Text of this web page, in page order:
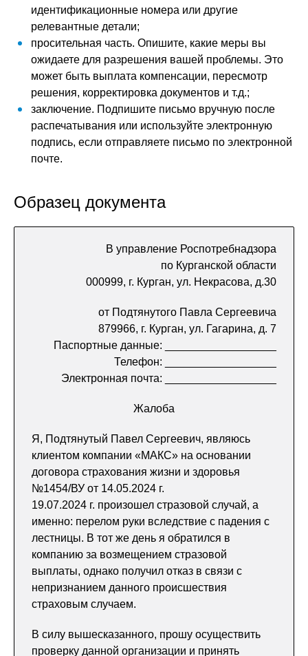
идентификационные номера или другие
релевантные детали;
просительная часть. Опишите, какие меры вы
ожидаете для разрешения вашей проблемы. Это
может быть выплата компенсации, пересмотр
решения, корректировка документов и т.д.;
заключение. Подпишите письмо вручную после
распечатывания или используйте электронную
подпись, если отправляете письмо по электронной
почте.
Образец документа
В управление Роспотребнадзора
по Курганской области
000999, г. Курган, ул. Некрасова, д.30
от Подтянутого Павла Сергеевича
879966, г. Курган, ул. Гагарина, д. 7
Паспортные данные: __________________
Телефон: __________________
Электронная почта: __________________
Жалоба
Я, Подтянутый Павел Сергеевич, являюсь
клиентом компании «МАКС» на основании
договора страхования жизни и здоровья
№1454/ВУ от 14.05.2024 г.
19.07.2024 г. произошел стразовой случай, а
именно: перелом руки вследствие с падения с
лестницы. В тот же день я обратился в
компанию за возмещением стразовой
выплаты, однако получил отказ в связи с
непризнанием данного происшествия
страховым случаем.
В силу вышесказанного, прошу осуществить
проверку данной организации и принять